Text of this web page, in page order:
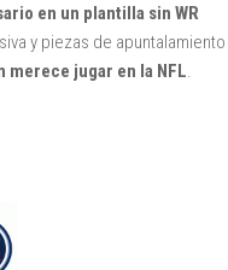
en un plantilla sin WR
y piezas de apuntalamiento
merece jugar en la NFL.